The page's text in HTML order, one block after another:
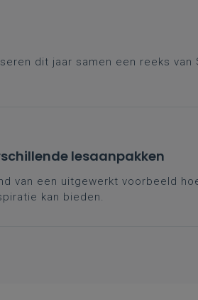
dit jaar samen een reeks van
lesaanpakken
van een uitgewerkt voorbeeld
kan bieden.